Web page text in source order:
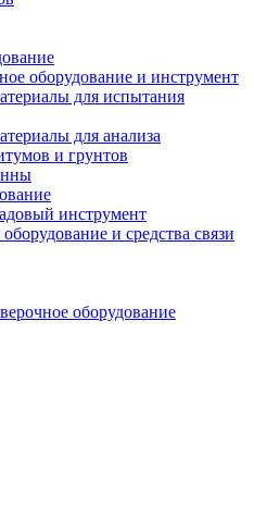
оборудование и инструмент
для испытания
для анализа
и грунтов
инструмент
и средства связи
оборудование